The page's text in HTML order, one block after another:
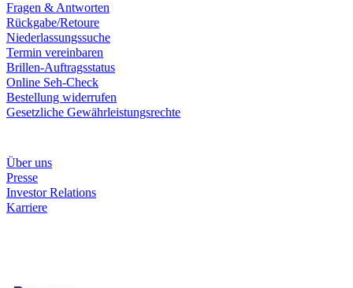
Fragen & Antworten
Rückgabe/Retoure
Niederlassungssuche
Termin vereinbaren
Brillen-Auftragsstatus
Online Seh-Check
Bestellung widerrufen
Gesetzliche Gewährleistungsrechte
Über uns
Presse
Investor Relations
Karriere